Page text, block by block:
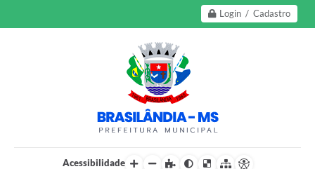
Login / Cadastro
Acessibilidade